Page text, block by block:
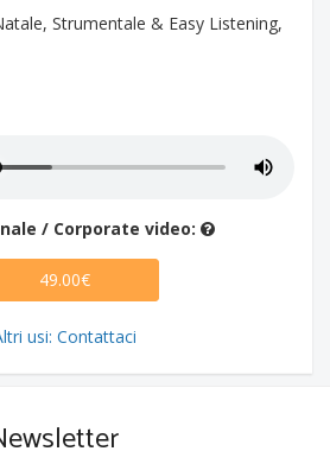
Strumentale & Easy Listening,
/ Corporate video:
49.00€
usi: Contattaci